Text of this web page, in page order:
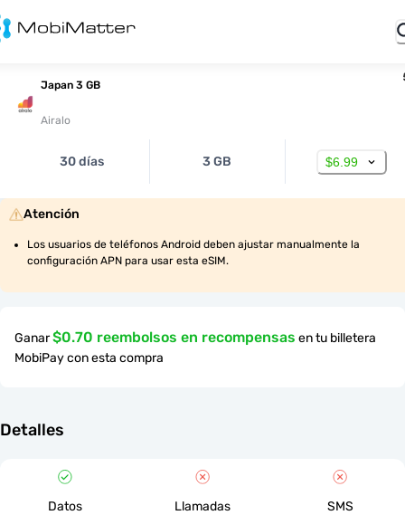
Japan 3 GB
Airalo
30 días 3 GB $6.99
Atención
Los usuarios de teléfonos Android deben ajustar manualmente la
configuración APN para usar esta eSIM.
Ganar$0.70 reembolsos en recompensas en tu billetera
MobiPay con esta compra
Detalles
Datos Llamadas SMS